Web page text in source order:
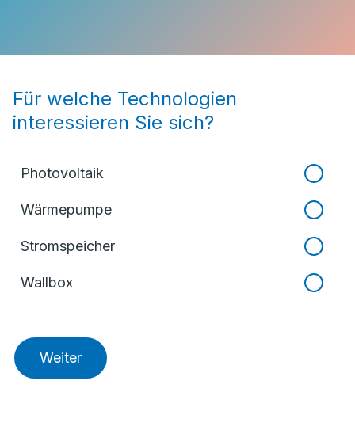
Für welche Technologien
interessieren Sie sich?
Photovoltaik
Wärmepumpe
Stromspeicher
Wallbox
Weiter